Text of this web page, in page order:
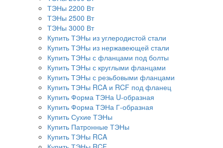
ТЭНы 2200 Вт
ТЭНы 2500 Вт
ТЭНы 3000 Вт
Купить ТЭНы из углеродистой стали
Купить ТЭНы из нержавеющей стали
Купить ТЭНы с фланцами под болты
Купить ТЭНы с круглыми фланцами
Купить ТЭНы с резьбовыми фланцами
Купить ТЭНы RCA и RCF под фланец
Купить Форма ТЭНа U-образная
Купить Форма ТЭНа Г-образная
Купить Сухие ТЭНы
Купить Патронные ТЭНы
Купить ТЭНы RCA